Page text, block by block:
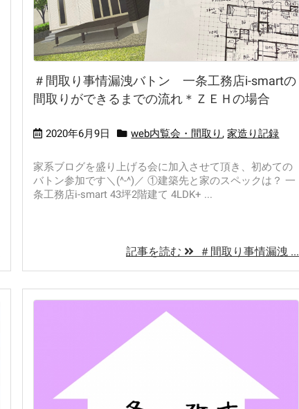
＃間取り事情漏洩バトン 一条工務店i-smartの
間取りができるまでの流れ＊ＺＥＨの場合
2020年6月9日 web内覧会・間取り ,家造り記録
家系ブログを盛り上げる会に加入させて頂き、初めての
バトン参加です＼(^-^)／ ①建築先と家のスペックは？ 一
条工務店i-smart 43坪2階建て 4LDK+ ...
記事を読む ＃間取り事情漏洩 ...